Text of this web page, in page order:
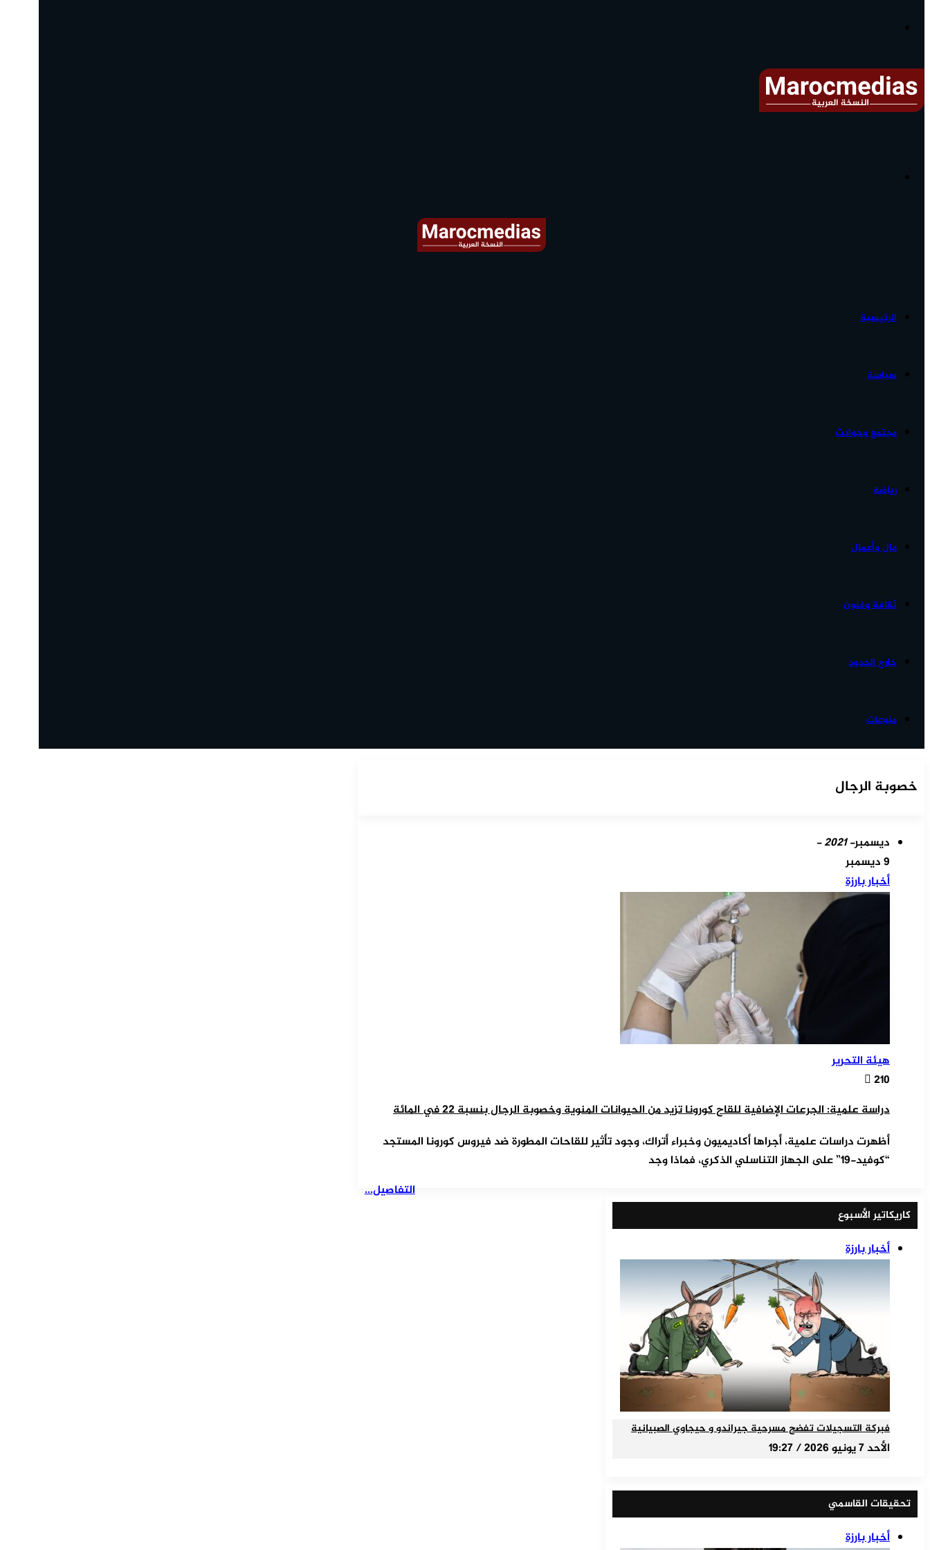
الرئيسية
سياسة
مجتمع وحوادث
رياضة
مال وأعمال
ثقافة وفنون
خارج الحدود
منوعات
خصوبة الرجال
ديسمبر- 2021 -
9 ديسمبر
أخبار بارزة
هيئة التحرير
210
دراسة علمية: الجرعات الإضافية للقاح كورونا تزيد من الحيوانات المنوية وخصوبة الرجال بنسبة 22 في المائة
أظهرت دراسات علمية، أجراها أكاديميون وخبراء أتراك، وجود تأثير للقاحات المطورة ضد فيروس كورونا المستجد
“كوفيد-19” على الجهاز التناسلي الذكري، فماذا وجد
التفاصيل...
كاريكاتير الأسبوع
أخبار بارزة
فبركة التسجيلات تفضح مسرحية جيراندو و حيجاوي الصبيانية
الأحد 7 يونيو 2026 / 19:27
تحقيقات القاسمي
أخبار بارزة